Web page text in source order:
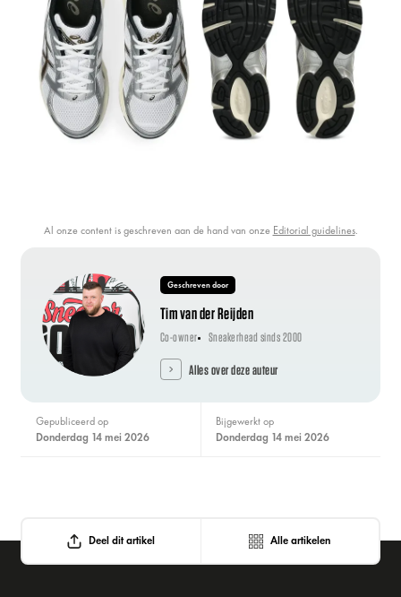
Al onze content is geschreven aan de hand van onze Editorial guidelines.
Geschreven door
Tim van der Reijden
Co-owner Sneakerhead sinds 2000
Alles over deze auteur
Gepubliceerd op
donderdag 14 mei 2026
Bijgewerkt op
donderdag 14 mei 2026
Deel dit artikel Alle artikelen